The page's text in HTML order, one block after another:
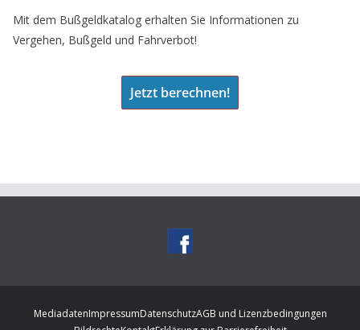
Mit dem Bußgeldkatalog erhalten Sie Informationen zu
Vergehen, Bußgeld und Fahrverbot!
Jetzt berechnen!
MediadatenImpressumDatenschutzAGB und Lizenzbedingungen